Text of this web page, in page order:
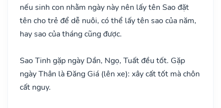
nếu sinh con nhằm ngày này nên lấy tên Sao đặt
tên cho trẻ để dễ nuôi, có thể lấy tên sao của năm,
hay sao của tháng cũng được.
Sao Tinh gặp ngày Dần, Ngọ, Tuất đều tốt. Gặp
ngày Thân là Đăng Giá (lên xe): xây cất tốt mà chôn
cất nguy.